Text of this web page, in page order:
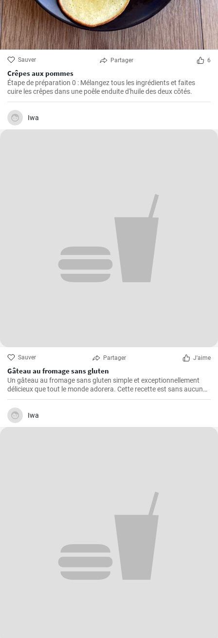
Sauver Partager 6
Crêpes aux pommes
Étape de préparation 0 : Mélangez tous les ingrédients et faites
cuire les crêpes dans une poêle enduite d'huile des deux côtés.
Iwa
Sauver Partager J'aime
Gâteau au fromage sans gluten
Un gâteau au fromage sans gluten simple et exceptionnellement
délicieux que tout le monde adorera. Cette recette est sans aucun
doute le meilleur gâteau au fromage sans gluten que vous ayez
jamais goûté!
Iwa